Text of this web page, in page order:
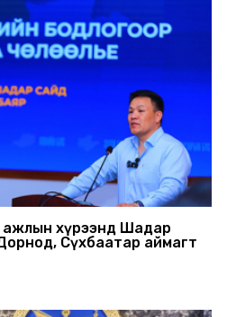
ажлын хүрээнд Шадар
Сүхбаатар аймагт